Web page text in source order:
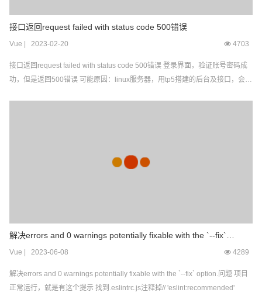
接口返回request failed with status code 500错误
Vue 2023-02-20 4703
接口返回request failed with status code 500错误 登录界面，验证账号密码成
功，但是返回500错误 可能原因：linux服务器，用tp5搭建的后台及接口，会生
解决errors and 0 warnings potentially fixable with the `--fix`
option.问题
Vue 2023-06-08 4289
解决errors and 0 warnings potentially fixable with the `--fix` option.问题 项目
正常运行，就是有这个提示 找到.eslintrc.js注释掉// 'eslint:recommended'